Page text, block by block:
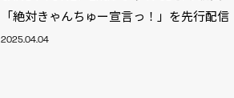
「絶対きゃんちゅー宣言っ！」を先行配信
2025.04.04